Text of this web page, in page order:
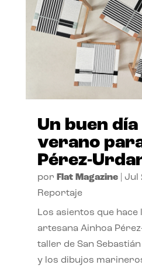
Un buen día
verano
Pérez-
por Flat Magazine| Jul
Reportaje
Los asientos que hace
artesana Ainhoa
taller de San
y los dibujos